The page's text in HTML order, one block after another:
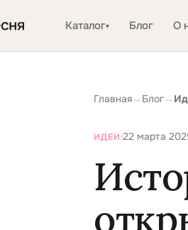
Каталог▾ Блог О
Главная→ Блог→
ИДЕИ·22 марта